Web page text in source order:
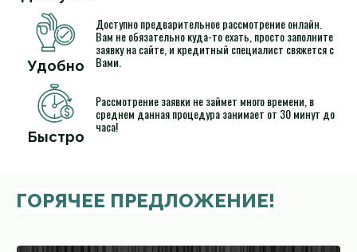
Удобно
Доступно предварительное рассмотрение онлайн.
Вам не обязательно куда-то ехать, просто заполните
заявку на сайте, и кредитный специалист свяжется с
Вами.
Быстро
Рассмотрение заявки не займет много времени, в
среднем данная процедура занимает от 30 минут до
часа!
ГОРЯЧЕЕ ПРЕДЛОЖЕНИЕ!